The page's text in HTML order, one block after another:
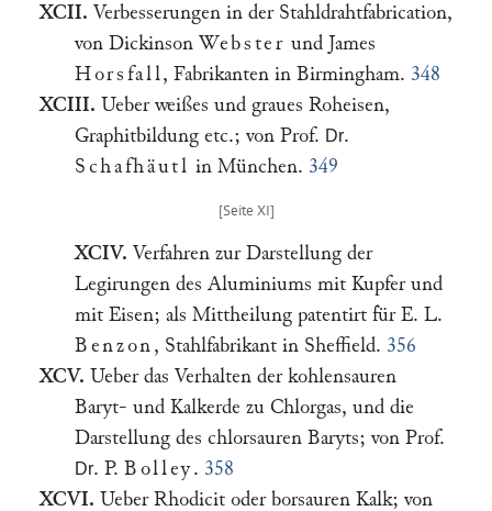
XCII. Verbesserungen in der Stahldrahtfabrication,
von Dickinson Webster und James
Horsfall, Fabrikanten in Birmingham. 348
XCIII. Ueber weißes und graues Roheisen,
Graphitbildung etc.; von Prof. Dr.
Schafhäutl in München. 349
XCIV. Verfahren zur Darstellung der
Legirungen des Aluminiums mit Kupfer und
mit Eisen; als Mittheilung patentirt für E. L.
Benzon , Stahlfabrikant in Sheffield. 356
XCV. Ueber das Verhalten der kohlensauren
Baryt- und Kalkerde zu Chlorgas, und die
Darstellung des chlorsauren Baryts; von Prof.
Dr. P. Bolley. 358
XCVI. Ueber Rhodicit oder borsauren Kalk; von